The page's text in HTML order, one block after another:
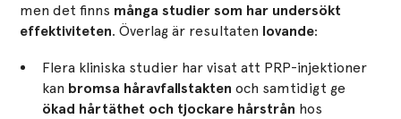
men det finns många studier som har undersökt
effektiviteten. Överlag är resultaten lovande:
Flera kliniska studier har visat att PRP-injektioner
kan bromsa håravfallstakten och samtidigt ge
ökad hårtäthet och tjockare hårstrån hos